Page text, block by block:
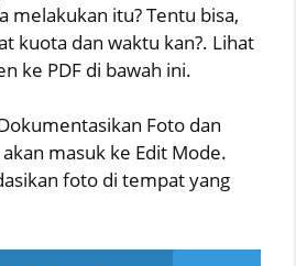
melakukan itu? Tentu bisa,
kuota dan waktu kan?. Lihat
ke PDF di bawah ini.
Foto dan
masuk ke Edit Mode.
foto di tempat yang